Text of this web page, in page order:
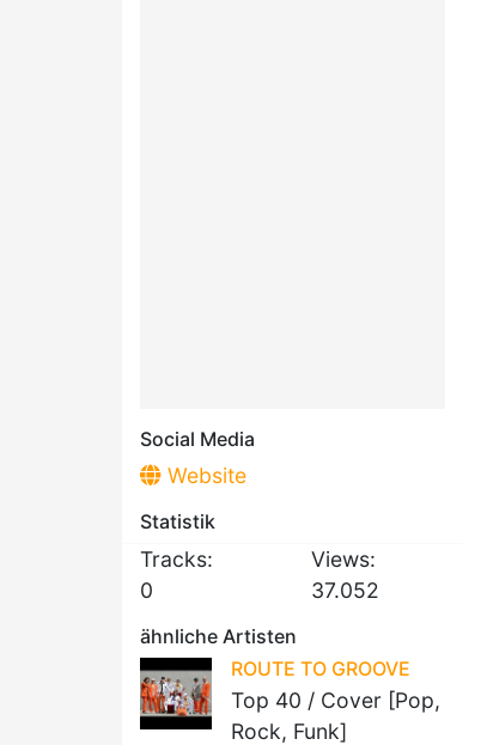
Social Media
Website
Statistik
Tracks:
0
Views:
37.052
ähnliche Artisten
ROUTE TO GROOVE
Top 40 / Cover [Pop,
Rock, Funk]